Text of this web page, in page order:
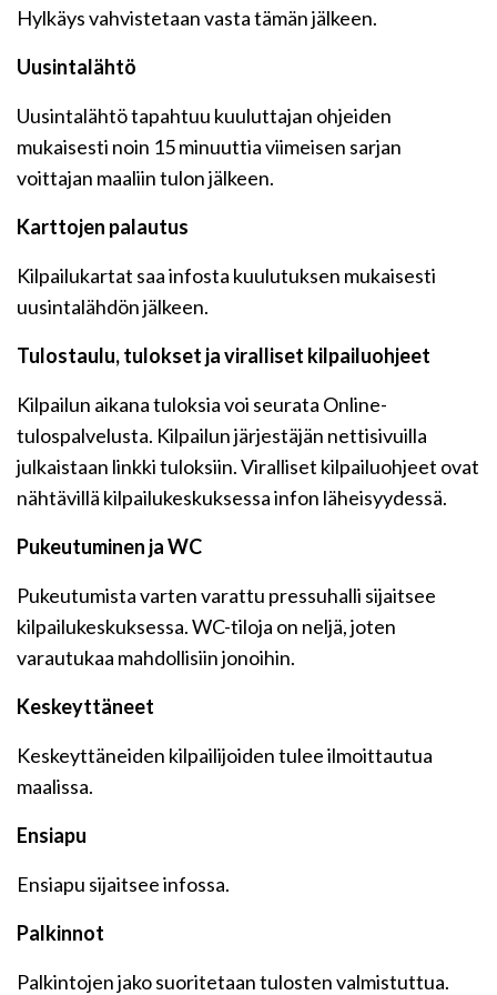
Hylkäys vahvistetaan vasta tämän jälkeen.
Uusintalähtö
Uusintalähtö tapahtuu kuuluttajan ohjeiden
mukaisesti noin 15 minuuttia viimeisen sarjan
voittajan maaliin tulon jälkeen.
Karttojen palautus
Kilpailukartat saa infosta kuulutuksen mukaisesti
uusintalähdön jälkeen.
Tulostaulu, tulokset ja viralliset kilpailuohjeet
Kilpailun aikana tuloksia voi seurata Online-
tulospalvelusta. Kilpailun järjestäjän nettisivuilla
julkaistaan linkki tuloksiin. Viralliset kilpailuohjeet ovat
nähtävillä kilpailukeskuksessa infon läheisyydessä.
Pukeutuminen ja WC
Pukeutumista varten varattu pressuhalli sijaitsee
kilpailukeskuksessa. WC-tiloja on neljä, joten
varautukaa mahdollisiin jonoihin.
Keskeyttäneet
Keskeyttäneiden kilpailijoiden tulee ilmoittautua
maalissa.
Ensiapu
Ensiapu sijaitsee infossa.
Palkinnot
Palkintojen jako suoritetaan tulosten valmistuttua.